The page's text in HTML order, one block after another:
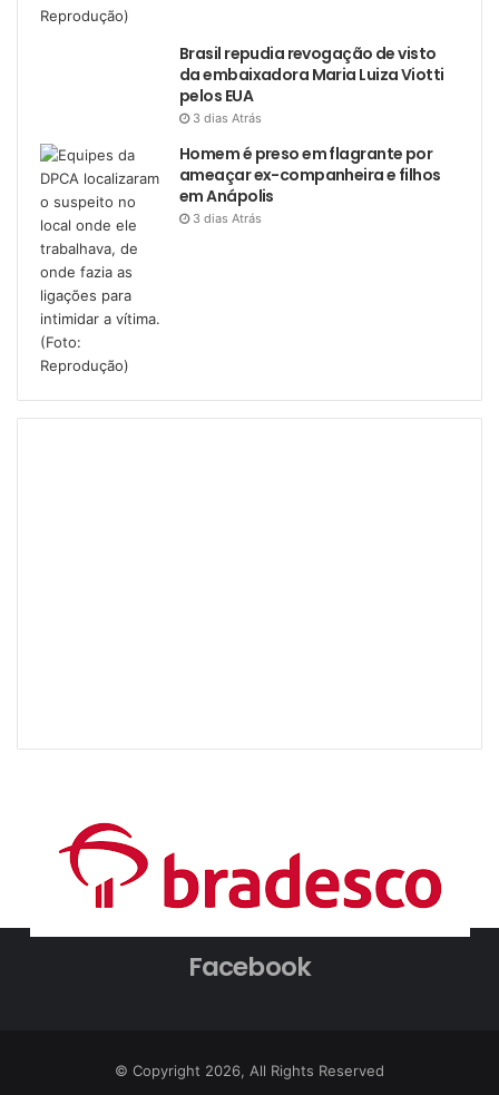
Brasil repudia revogação de visto
da embaixadora Maria Luiza Viotti
pelos EUA
3 dias Atrás
Homem é preso em flagrante por
ameaçar ex-companheira e filhos
em Anápolis
3 dias Atrás
Facebook
© Copyright 2026, All Rights Reserved